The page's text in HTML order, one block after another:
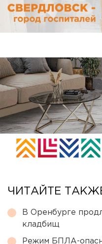
ЧИТАЙТЕ
В Оренбурге
кладбищ
Режим БПЛА-